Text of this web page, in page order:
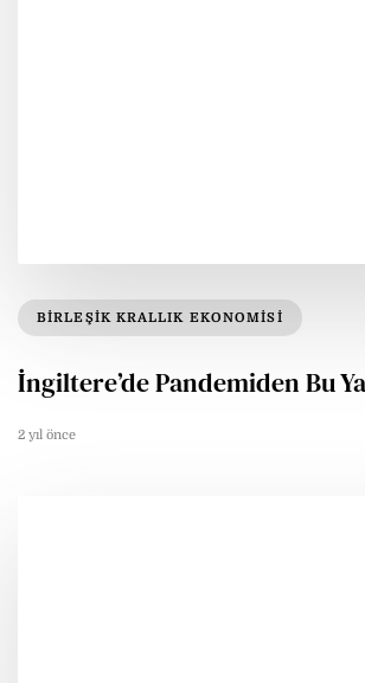
BIRLEŞIK KRALLIK EKONOMISI
İngiltere’de Pandemiden Bu
2 yıl önce